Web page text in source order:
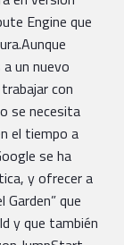
Engine que
un nuevo
con
se necesita
el tiempo a
se ha
y ofrecer a
que
y que también